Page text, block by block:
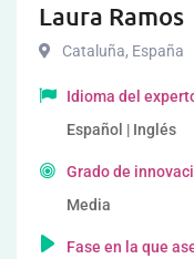
Laura Ramos
Cataluña, España
Idioma del
Español | Inglés
Grado de
Media
Fase en la que